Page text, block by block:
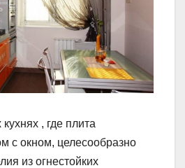
, где плита
с окном, целесообразно
из огнестойких